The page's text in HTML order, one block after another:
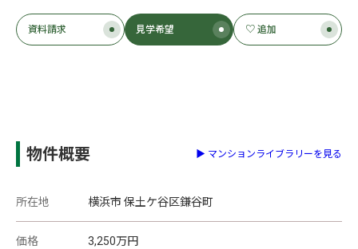
資料請求 見学希望 ♡ 追加
物件概要 ▶ マンションライブラリーを見る
所在地 横浜市 保土ケ谷区鎌谷町
価格 3,250万円